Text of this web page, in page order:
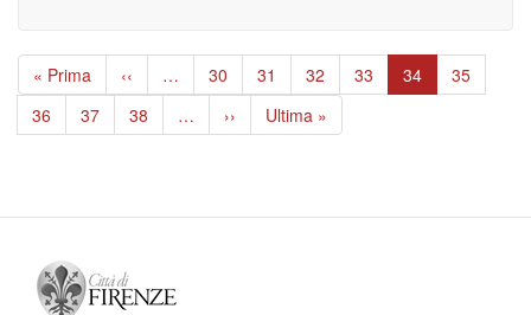
Paginazione
Prima
pagina
« Prima
Pagina
precedente
‹‹ … Page
30 Page
31 Page
32 Page
33
Pagina
attuale
34 Page
35
Page
36 Page
37 Page
38 …
Pagina
successiva
››
Ultima
pagina
Ultima »